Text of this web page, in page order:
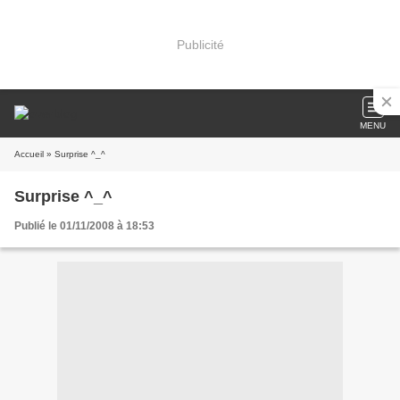
Publicité
MENU
Accueil » Surprise ^_^
Surprise ^_^
Publié le 01/11/2008 à 18:53